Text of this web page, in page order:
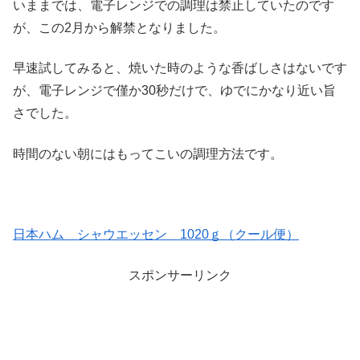
いままでは、電子レンジでの調理は禁止していたのです
が、この2月から解禁となりました。
早速試してみると、焼いた時のような香ばしさはないです
が、電子レンジで僅か30秒だけで、ゆでにかなり近い旨
さでした。
時間のない朝にはもってこいの調理方法です。
日本ハム シャウエッセン 1020ｇ（クール便）
スポンサーリンク